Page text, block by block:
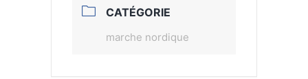
CATÉGORIE
marche nordique